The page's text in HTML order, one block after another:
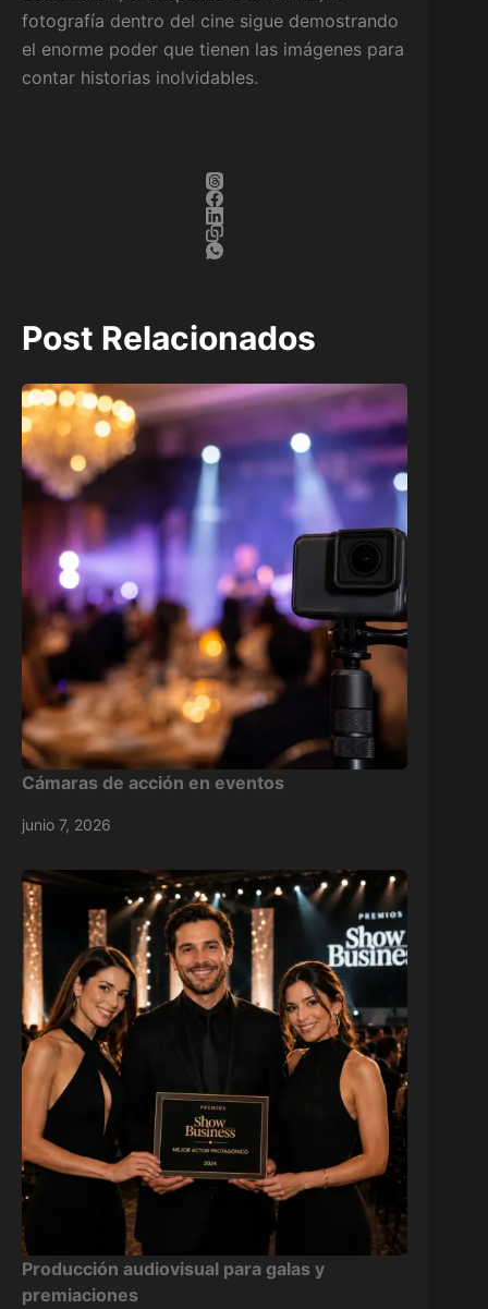
fotografía dentro del cine sigue demostrando
el enorme poder que tienen las imágenes para
contar historias inolvidables.
Post Relacionados
Cámaras de acción en eventos
junio 7, 2026
Producción audiovisual para galas y
premiaciones